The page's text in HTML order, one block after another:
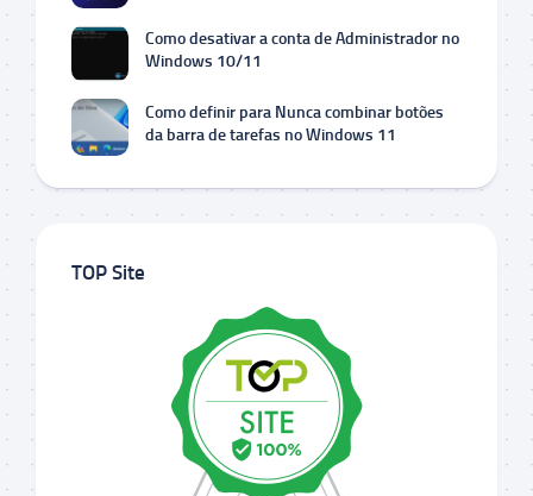
Como desativar a conta de Administrador no
Windows 10/11
Como definir para Nunca combinar botões
da barra de tarefas no Windows 11
TOP Site